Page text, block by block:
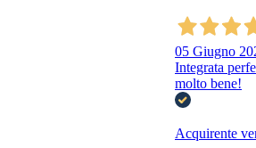
05 Giugno
Integrata
molto bene!
Acquirente